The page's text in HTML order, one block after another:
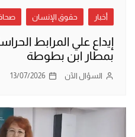
أخبار حقوق الإنسان
إيداع علي المرابط
بمطار ابن بطوطة
السؤال الآن 13/07/2026